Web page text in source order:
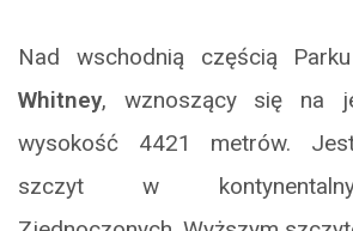
Nad wschodnią częścią
Whitney, wznoszący się na
wysokość 4421 metrów.
szczyt w